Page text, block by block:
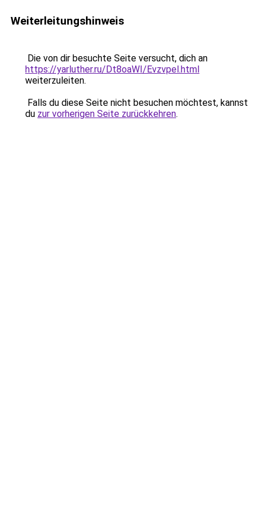
Weiterleitungshinweis
Die von dir besuchte Seite versucht, dich an
https://yarluther.ru/Dt8oaWI/Evzvpel.html
weiterzuleiten.
Falls du diese Seite nicht besuchen möchtest, kannst
du zur vorherigen Seite zurückkehren.